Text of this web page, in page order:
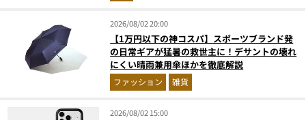
2026/08/02 20:00
【1万円以下の神コスパ】スポーツブランド発
の日常ギアが猛暑の救世主に！デサントの壊れ
にくい晴雨兼用傘ほかを徹底解説
ファッション 雑貨
2026/08/02 15:00